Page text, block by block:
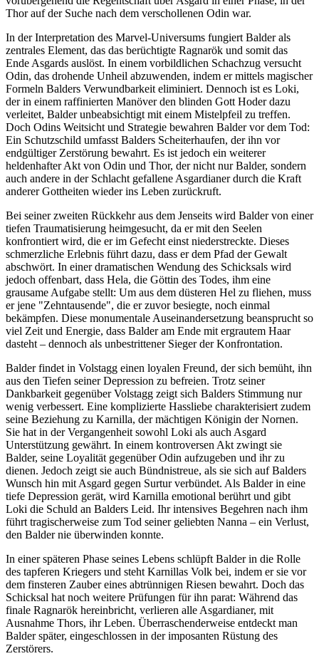
Thor auf der Suche nach dem verschollenen Odin war.
In der Interpretation des Marvel-Universums fungiert Balder als
zentrales Element, das das berüchtigte Ragnarök und somit das
Ende Asgards auslöst. In einem vorbildlichen Schachzug versucht
Odin, das drohende Unheil abzuwenden, indem er mittels magischer
Formeln Balders Verwundbarkeit eliminiert. Dennoch ist es Loki,
der in einem raffinierten Manöver den blinden Gott Hoder dazu
verleitet, Balder unbeabsichtigt mit einem Mistelpfeil zu treffen.
Doch Odins Weitsicht und Strategie bewahren Balder vor dem Tod:
Ein Schutzschild umfasst Balders Scheiterhaufen, der ihn vor
endgültiger Zerstörung bewahrt. Es ist jedoch ein weiterer
heldenhafter Akt von Odin und Thor, der nicht nur Balder, sondern
auch andere in der Schlacht gefallene Asgardianer durch die Kraft
anderer Gottheiten wieder ins Leben zurückruft.
Bei seiner zweiten Rückkehr aus dem Jenseits wird Balder von einer
tiefen Traumatisierung heimgesucht, da er mit den Seelen
konfrontiert wird, die er im Gefecht einst niederstreckte. Dieses
schmerzliche Erlebnis führt dazu, dass er dem Pfad der Gewalt
abschwört. In einer dramatischen Wendung des Schicksals wird
jedoch offenbart, dass Hela, die Göttin des Todes, ihm eine
grausame Aufgabe stellt: Um aus dem düsteren Hel zu fliehen, muss
er jene "Zehntausende", die er zuvor besiegte, noch einmal
bekämpfen. Diese monumentale Auseinandersetzung beansprucht so
viel Zeit und Energie, dass Balder am Ende mit ergrautem Haar
dasteht – dennoch als unbestrittener Sieger der Konfrontation.
Balder findet in Volstagg einen loyalen Freund, der sich bemüht, ihn
aus den Tiefen seiner Depression zu befreien. Trotz seiner
Dankbarkeit gegenüber Volstagg zeigt sich Balders Stimmung nur
wenig verbessert. Eine komplizierte Hassliebe charakterisiert zudem
seine Beziehung zu Karnilla, der mächtigen Königin der Nornen.
Sie hat in der Vergangenheit sowohl Loki als auch Asgard
Unterstützung gewährt. In einem kontroversen Akt zwingt sie
Balder, seine Loyalität gegenüber Odin aufzugeben und ihr zu
dienen. Jedoch zeigt sie auch Bündnistreue, als sie sich auf Balders
Wunsch hin mit Asgard gegen Surtur verbündet. Als Balder in eine
tiefe Depression gerät, wird Karnilla emotional berührt und gibt
Loki die Schuld an Balders Leid. Ihr intensives Begehren nach ihm
führt tragischerweise zum Tod seiner geliebten Nanna – ein Verlust,
den Balder nie überwinden konnte.
In einer späteren Phase seines Lebens schlüpft Balder in die Rolle
des tapferen Kriegers und steht Karnillas Volk bei, indem er sie vor
dem finsteren Zauber eines abtrünnigen Riesen bewahrt. Doch das
Schicksal hat noch weitere Prüfungen für ihn parat: Während das
finale Ragnarök hereinbricht, verlieren alle Asgardianer, mit
Ausnahme Thors, ihr Leben. Überraschenderweise entdeckt man
Balder später, eingeschlossen in der imposanten Rüstung des
Zerstörers.